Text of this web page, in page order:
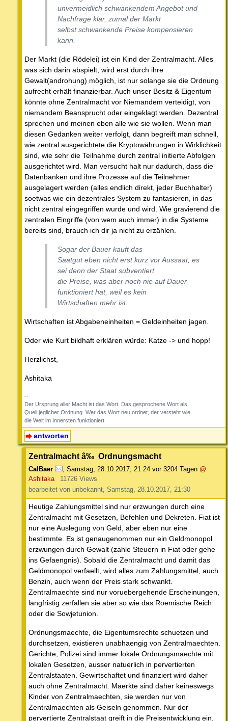
unvermeidlich schwankendem Angebot und
Nachfrage klar, zumal der Markt
selbst schwankende Preise kompensieren
kann.
Der Markt (die Rödelei) ist ein Kind der Zentralmacht. Alles
was sich darin abspielt, wird erst durch ihre
Gewalt(androhung) möglich, ist nur solange sie die Ordnung
aufrecht erhält finanzierbar. Auch unser Besitz & Eigentum
könnte ohne Zentralmacht vor Niemandem verteidigt, von
niemandem Beansprucht oder eingeklagt werden. Dezentral
sprechen und meinen eben alle wie sie wollen. Wenn man
diesen Gedanken weiter verfolgt, dann begreift man schnell,
wie zentral ausgerichtete die Kryptowährungen in Wirklichkeit
sind, wie sehr die Teilnahme durch zentral initierte Abfolgen
ausgerichtet wird. Man versucht halt nur dadurch, dass die
Datenbanken und ihre Prozesse auf die Teilnehmer
ausgelagert werden (alles endlich direkt, jeder Buchhalter)
soetwas wie ein dezentrales System zu fantasieren, in das
nicht zentral eingegriffen wurde und wird. Wie gravierend die
zentralen Eingriffe (von wem auch immer) in die Systeme
bereits sind, brauch ich dir ja nicht zu erzählen.
Sogar der Bauer kauft das
Saatgut eben nicht erst kurz vor Aussaat, es
sei denn der Staat subventiert
die Preise, was aber noch nie auf Dauer
funktioniert hat, weil es kein
Wirtschaften mehr ist.
Wirtschaften ist Abgabeneinheiten = Geldeinheiten jagen.
Oder wie Kurt bildhaft erklären würde: Katze -> und hopp!
Herzlichst,
Ashitaka
--
Der Ursprung aller Macht ist das Wort. Das gesprochene Wort als
Quell jeglicher Ordnung. Wer das Wort neu ordnet, der versteht wie
die Welt im Innersten funktioniert.
antworten
Zentralmacht â‰ Ordnungsmacht
CalBaer Samstag, 28.10.2017, 21:24 vor 3204 Tagen @
Ashitaka
11726 Views
bearbeitet von unbekannt, Samstag, 28.10.2017, 21:30
Heutige Zahlungsmittel sind nur erzwungen durch eine
Zentralmacht mit Gesetzen, Befehlen und Dekreten. Fiat ist
nur eine Auslegung von Geld, aber eben nur eine
bestimmte. Es ist genaugenommen nur ein Geldmonopol
erzwungen durch Gewalt (zahle Steuern in Fiat oder gehe
ins Gefaengnis). Sobald die Zentralmacht und damit das
Geldmonopol verfaellt, wird alles zum Zahlungsmittel, auch
Benzin, auch wenn der Preis stark schwankt.
Zentralmaechte sind nur voruebergehende Erscheinungen,
langfristig zerfallen sie aber so wie das Roemische Reich
oder die Sowjetunion.
Ordnungsmaechte, die Eigentumsrechte schuetzen und
durchsetzen, existieren unabhaengig von Zentralmaechten.
Gerichte, Polizei sind immer lokale Ordnungsmaechte mit
lokalen Gesetzen, ausser natuerlich in pervertierten
Zentralstaaten. Gewirtschaftet und finanziert wird daher
auch ohne Zentralmacht. Maerkte sind daher keineswegs
Kinder von Zentralmaechten, sie werden nur von
Zentralmaechten als Geiseln genommen. Nur der
pervertierte Zentralstaat greift in die Preisentwicklung ein,